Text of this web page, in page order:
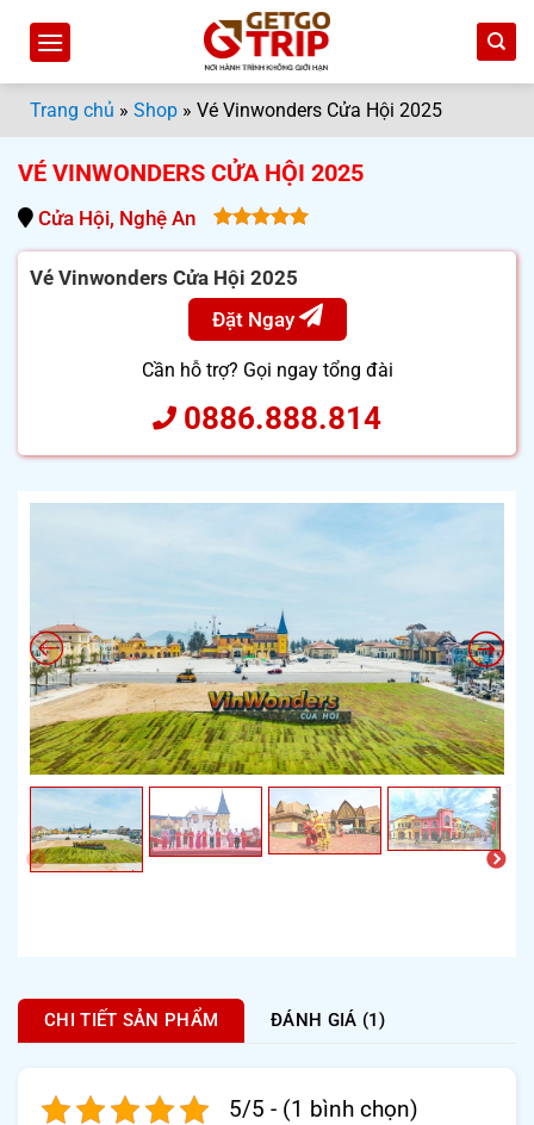
dungTrang chủ » Shop » Vé Vinwonders Cửa Hội 2025
VÉ VINWONDERS CỬA HỘI 2025
Cửa Hội, Nghệ An
5.00
of 5
Vé Vinwonders Cửa Hội 2025
Đặt Ngay
Cần hỗ trợ? Gọi ngay tổng đài
0886.888.814
CHI TIẾT SẢN PHẨM ĐÁNH GIÁ (1)
5/5 - (1 bình chọn)